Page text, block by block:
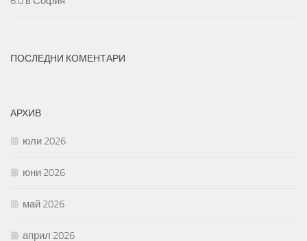
ПОСЛЕДНИ КОМЕНТАРИ
АРХИВ
юли 2026
юни 2026
май 2026
април 2026